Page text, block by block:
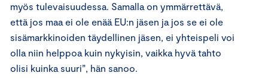
myös tulevaisuudessa. Samalla on ymmärrettävä,
että jos maa ei ole enää EU:n jäsen ja jos se ei ole
sisämarkkinoiden täydellinen jäsen, ei yhteispeli voi
olla niin helppoa kuin nykyisin, vaikka hyvä tahto
olisi kuinka suuri”, hän sanoo.